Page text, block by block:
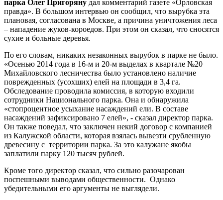
парка Олег Пригоряну дал комментарий газете «Орловская
правда». В большом интервью он сообщил, что вырубка эта
плановая, согласована в Москве, а причина уничтожения леса
– нападение жуков-короедов. При этом он сказал, что сносятся
сухие и больные деревья.
По его словам, никаких незаконных вырубок в парке не было.
«Осенью 2014 года в 16-м и 20-м выделах в квартале №20
Михайловского лесничества было установлено наличие
поврежденных (усохших) елей на площади в 3,4 га.
Обследование проводила комиссия, в которую входили
сотрудники Национального парка. Она и обнаружила
«стопроцентное усыхание насаждений ели. В составе
насаждений зафиксировано 7 елей», - сказал директор парка.
Он также поведал, что заключен некий договор с компанией
из Калужской области, которая взялась вывезти срубленную
древесину с территории парка. За это калужане якобы
заплатили парку 120 тысяч рублей.
Кроме того директор сказал, что сильно разочарован
поспешными выводами общественности. Однако
убедительными его аргументы не выглядели.